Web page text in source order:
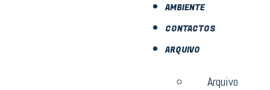
AMBIENTE
CONTACTOS
ARQUIVO
Arquivo